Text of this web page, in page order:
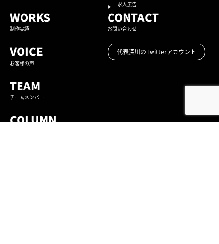
求人広告
WORKS
制作実績
VOICE
お客様の声
TEAM
チームメンバー
COLUMN
CONTACT
お問い合わせ
代表深川のTwitterアカウント